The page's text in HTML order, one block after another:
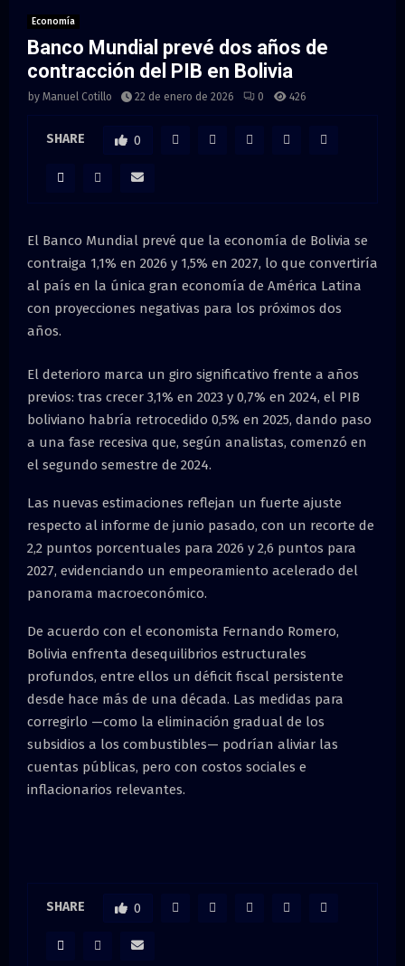
N
Economía
Banco Mundial prevé dos años de
contracción del PIB en Bolivia
by Manuel Cotillo 22 de enero de 2026 0 426
SHARE 0
El Banco Mundial prevé que la economía de Bolivia se
contraiga 1,1% en 2026 y 1,5% en 2027, lo que convertiría
al país en la única gran economía de América Latina
con proyecciones negativas para los próximos dos
años.
El deterioro marca un giro significativo frente a años
previos: tras crecer 3,1% en 2023 y 0,7% en 2024, el PIB
boliviano habría retrocedido 0,5% en 2025, dando paso
a una fase recesiva que, según analistas, comenzó en
el segundo semestre de 2024.
Las nuevas estimaciones reflejan un fuerte ajuste
respecto al informe de junio pasado, con un recorte de
2,2 puntos porcentuales para 2026 y 2,6 puntos para
2027, evidenciando un empeoramiento acelerado del
panorama macroeconómico.
De acuerdo con el economista Fernando Romero,
Bolivia enfrenta desequilibrios estructurales
profundos, entre ellos un déficit fiscal persistente
desde hace más de una década. Las medidas para
corregirlo —como la eliminación gradual de los
subsidios a los combustibles— podrían aliviar las
cuentas públicas, pero con costos sociales e
inflacionarios relevantes.
SHARE 0